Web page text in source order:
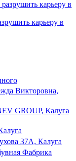
карьеру в
Викторовна,
GROUP, Калуга
37А, Калуга
Фабрика